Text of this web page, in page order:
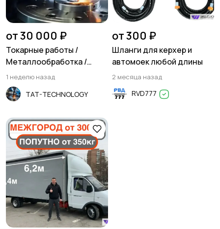
Стройматериалы и
инструменты
Спорт и отдых
от 30 000 ₽
Токарные работы /
Металлообработка /
Фрезеровка
1 неделю назад
TAT-TECHNOLOGY
от 300 ₽
Шланги для керхер и
автомоек любой длины
2 месяца назад
RVD777